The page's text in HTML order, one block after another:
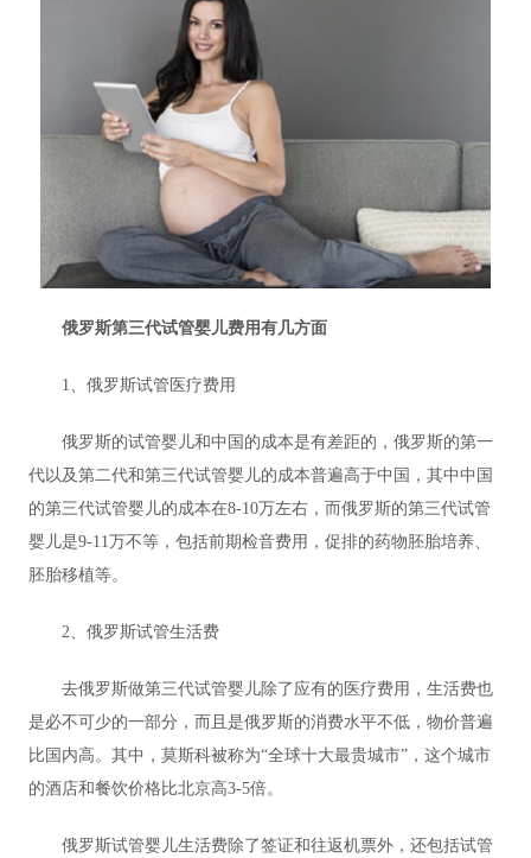
俄罗斯第三代试管婴儿费用有几方面
1、俄罗斯试管医疗费用
俄罗斯的试管婴儿和中国的成本是有差距的，俄罗斯的第一
代以及第二代和第三代试管婴儿的成本普遍高于中国，其中中国
的第三代试管婴儿的成本在8-10万左右，而俄罗斯的第三代试管
婴儿是9-11万不等，包括前期检音费用，促排的药物胚胎培养、
胚胎移植等。
2、俄罗斯试管生活费
去俄罗斯做第三代试管婴儿除了应有的医疗费用，生活费也
是必不可少的一部分，而且是俄罗斯的消费水平不低，物价普遍
比国内高。其中，莫斯科被称为“全球十大最贵城市”，这个城市
的酒店和餐饮价格比北京高3-5倍。
俄罗斯试管婴儿生活费除了签证和往返机票外，还包括试管